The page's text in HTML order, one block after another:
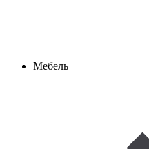
Мебель